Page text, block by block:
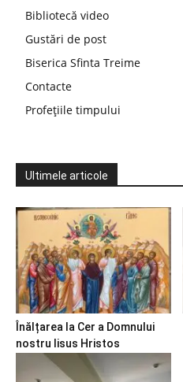
Bibliotecă video
Gustări de post
Biserica Sfinta Treime
Contacte
Profețiile timpului
Ultimele articole
Înălțarea la Cer a Domnului
nostru Iisus Hristos